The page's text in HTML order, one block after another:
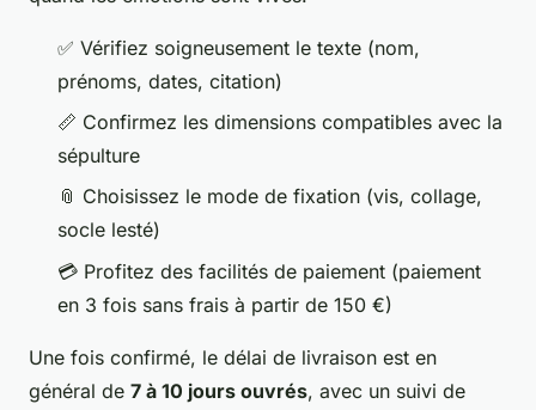
✅ Vérifiez soigneusement le texte (nom,
prénoms, dates, citation)
📏 Confirmez les dimensions compatibles avec la
sépulture
📎 Choisissez le mode de fixation (vis, collage,
socle lesté)
💳 Profitez des facilités de paiement (paiement
en 3 fois sans frais à partir de 150 €)
Une fois confirmé, le délai de livraison est en
général de 7 à 10 jours ouvrés, avec un suivi de